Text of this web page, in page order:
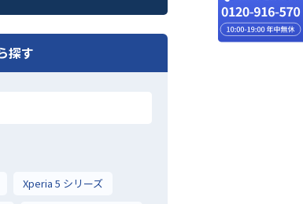
探す
Xperia 5 シリーズ